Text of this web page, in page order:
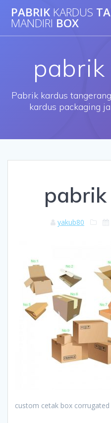
PABRIK KARDUS
MANDIRI BOX
pabrik
Pabrik kardus
kardus packaging
yakub80
custom cetak box corrugated